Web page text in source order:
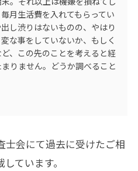
月生活費を入れてもらってい
し渋りはないものの、やはり
な事をしていないか、もしく
、この先のことを考えると経
りません。どうか調べること
会にて過去に受けたご相
ています。